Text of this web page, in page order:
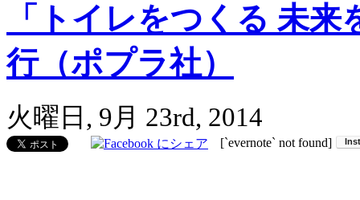
「トイレをつくる 未
行（ポプラ社）
火曜日, 9月 23rd, 2014
[`evernote` not found]